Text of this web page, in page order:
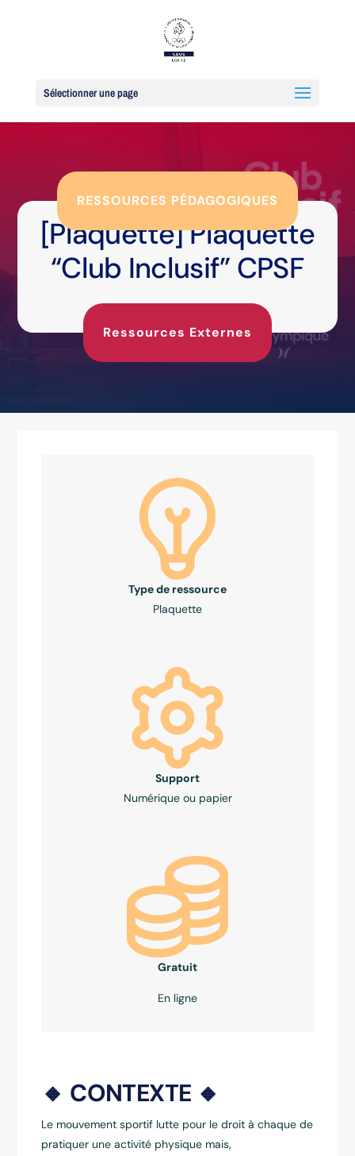
Sélectionner une page
RESSOURCES PÉDAGOGIQUES
[Plaquette] Plaquette
“Club Inclusif” CPSF
Ressources Externes
Type de ressource
Plaquette
Support
Numérique ou papier
Gratuit
En ligne
🔸 CONTEXTE 🔸
Le mouvement sportif lutte pour le droit à chaque de
pratiquer une activité physique mais,